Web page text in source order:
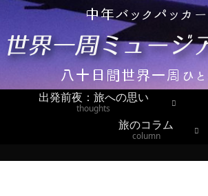
出発前夜：旅への思い
thoughts
旅のコラム
column